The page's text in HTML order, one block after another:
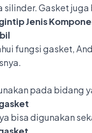
silinder. Gasket
Jenis
fungsi gasket,
pada bidang
bisa digunakan